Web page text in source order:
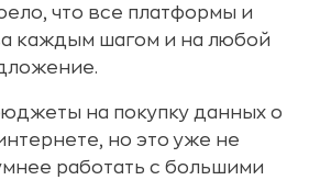
что все платформы и
каждым шагом и на любой
на покупку данных о
но это уже не
работать с большими